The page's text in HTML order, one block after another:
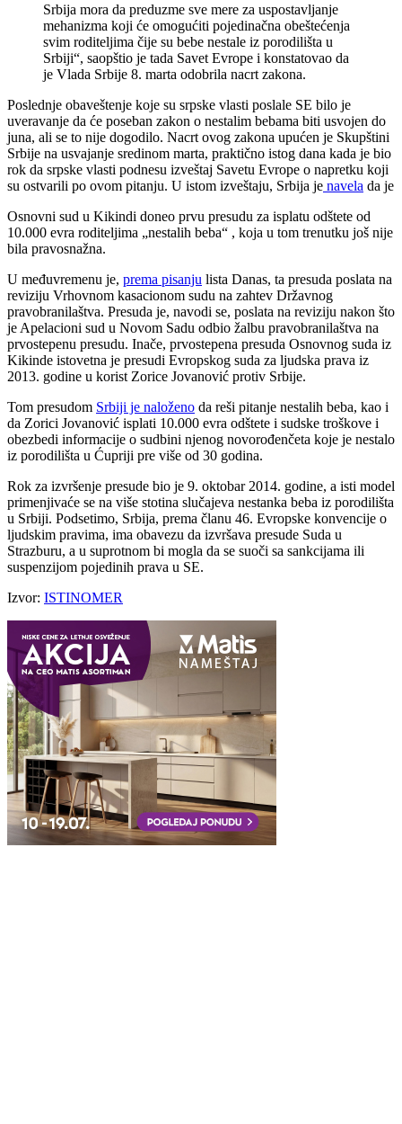
Srbija mora da preduzme sve mere za uspostavljanje
mehanizma koji će omogućiti pojedinačna obeštećenja
svim roditeljima čije su bebe nestale iz porodilišta u
Srbiji“, saopštio je tada Savet Evrope i konstatovao da
je Vlada Srbije 8. marta odobrila nacrt zakona.
Poslednje obaveštenje koje su srpske vlasti poslale SE bilo je
uveravanje da će poseban zakon o nestalim bebama biti usvojen do
juna, ali se to nije dogodilo. Nacrt ovog zakona upućen je Skupštini
Srbije na usvajanje sredinom marta, praktično istog dana kada je bio
rok da srpske vlasti podnesu izveštaj Savetu Evrope o napretku koji
su ostvarili po ovom pitanju. U istom izveštaju, Srbija je navela da je
Osnovni sud u Kikindi doneo prvu presudu za isplatu odštete od
10.000 evra roditeljima „nestalih beba“ , koja u tom trenutku još nije
bila pravosnažna.
U međuvremenu je, prema pisanju lista Danas, ta presuda poslata na
reviziju Vrhovnom kasacionom sudu na zahtev Državnog
pravobranilaštva. Presuda je, navodi se, poslata na reviziju nakon što
je Apelacioni sud u Novom Sadu odbio žalbu pravobranilaštva na
prvostepenu presudu. Inače, prvostepena presuda Osnovnog suda iz
Kikinde istovetna je presudi Evropskog suda za ljudska prava iz
2013. godine u korist Zorice Jovanović protiv Srbije.
Tom presudom Srbiji je naloženo da reši pitanje nestalih beba, kao i
da Zorici Jovanović isplati 10.000 evra odštete i sudske troškove i
obezbedi informacije o sudbini njenog novorođenčeta koje je nestalo
iz porodilišta u Ćupriji pre više od 30 godina.
Rok za izvršenje presude bio je 9. oktobar 2014. godine, a isti model
primenjivaće se na više stotina slučajeva nestanka beba iz porodilišta
u Srbiji. Podsetimo, Srbija, prema članu 46. Evropske konvencije o
ljudskim pravima, ima obavezu da izvršava presude Suda u
Strazburu, a u suprotnom bi mogla da se suoči sa sankcijama ili
suspenzijom pojedinih prava u SE.
Izvor: ISTINOMER